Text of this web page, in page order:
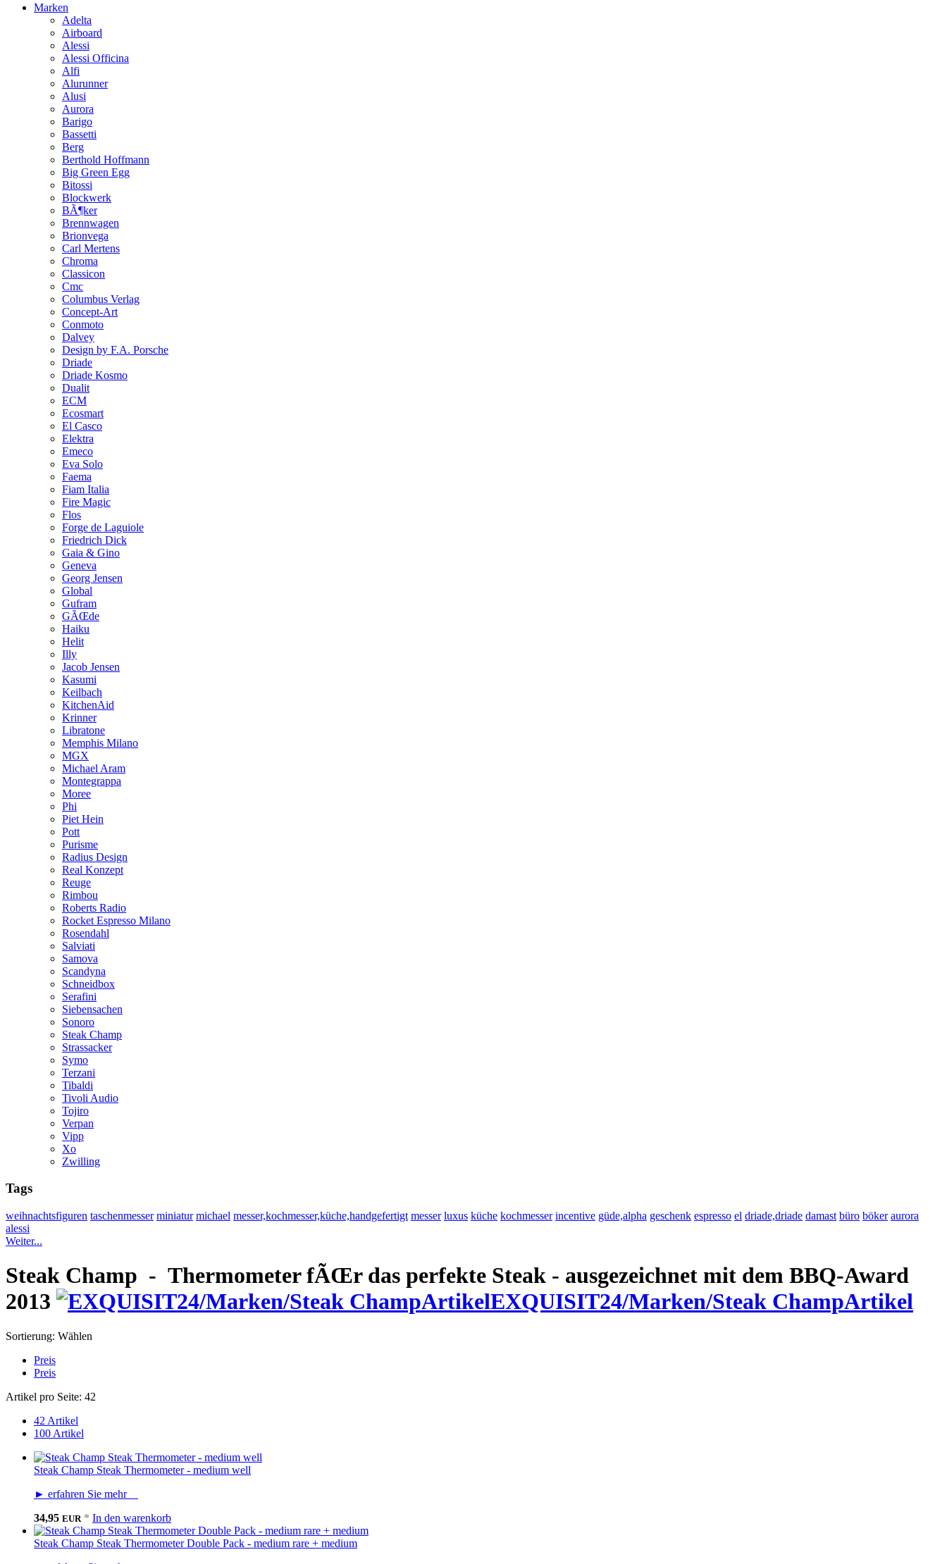
Marken
Adelta
Airboard
Alessi
Alessi Officina
Alfi
Alurunner
Alusi
Aurora
Barigo
Bassetti
Berg
Berthold Hoffmann
Big Green Egg
Bitossi
Blockwerk
BÃ¶ker
Brennwagen
Brionvega
Carl Mertens
Chroma
Classicon
Cmc
Columbus Verlag
Concept-Art
Conmoto
Dalvey
Design by F.A. Porsche
Driade
Driade Kosmo
Dualit
ECM
Ecosmart
El Casco
Elektra
Emeco
Eva Solo
Faema
Fiam Italia
Fire Magic
Flos
Forge de Laguiole
Friedrich Dick
Gaia & Gino
Geneva
Georg Jensen
Global
Gufram
GÃŒde
Haiku
Helit
Illy
Jacob Jensen
Kasumi
Keilbach
KitchenAid
Krinner
Libratone
Memphis Milano
MGX
Michael Aram
Montegrappa
Moree
Phi
Piet Hein
Pott
Purisme
Radius Design
Real Konzept
Reuge
Rimbou
Roberts Radio
Rocket Espresso Milano
Rosendahl
Salviati
Samova
Scandyna
Schneidbox
Serafini
Siebensachen
Sonoro
Steak Champ
Strassacker
Symo
Terzani
Tibaldi
Tivoli Audio
Tojiro
Verpan
Vipp
Xo
Zwilling
Tags
weihnachtsfiguren taschenmesser miniatur michael messer,kochmesser,küche,handgefertigt messer luxus küche kochmesser incentive güde,alpha geschenk espresso el driade,driade damast büro böker aurora
alessi
Weiter...
Steak Champ - Thermometer fÃŒr das perfekte Steak - ausgezeichnet mit dem BBQ-Award
2013
EXQUISIT24/Marken/Steak ChampArtikel
Sortierung: Wählen
Preis
Preis
Artikel pro Seite: 42
42 Artikel
100 Artikel
Steak Champ Steak Thermometer - medium well
► erfahren Sie mehr
34,95 EUR * In den warenkorb
Steak Champ Steak Thermometer Double Pack - medium rare + medium